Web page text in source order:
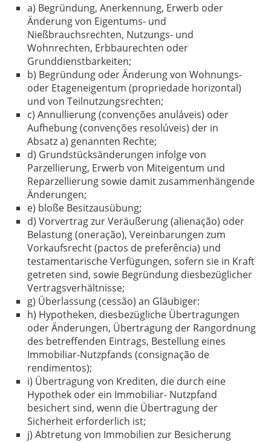
a) Begründung, Anerkennung, Erwerb oder
Änderung von Eigentums- und
Nießbrauchsrechten, Nutzungs- und
Wohnrechten, Erbbaurechten oder
Grunddienstbarkeiten;
b) Begründung oder Änderung von Wohnungs-
oder Etageneigentum (propriedade horizontal)
und von Teilnutzungsrechten;
c) Annullierung (convenções anuláveis) oder
Aufhebung (convenções resolúveis) der in
Absatz a) genannten Rechte;
d) Grundstücksänderungen infolge von
Parzellierung, Erwerb von Miteigentum und
Reparzellierung sowie damit zusammenhängende
Änderungen;
e) bloße Besitzausübung;
d) Vorvertrag zur Veräußerung (alienação) oder
Belastung (oneração), Vereinbarungen zum
Vorkaufsrecht (pactos de preferência) und
testamentarische Verfügungen, sofern sie in Kraft
getreten sind, sowie Begründung diesbezüglicher
Vertragsverhältnisse;
g) Überlassung (cessão) an Gläubiger:
h) Hypotheken, diesbezügliche Übertragungen
oder Änderungen, Übertragung der Rangordnung
des betreffenden Eintrags, Bestellung eines
Immobiliar-Nutzpfands (consignação de
rendimentos);
i) Übertragung von Krediten, die durch eine
Hypothek oder ein Immobiliar- Nutzpfand
besichert sind, wenn die Übertragung der
Sicherheit erforderlich ist;
j) Abtretung von Immobilien zur Besicherung